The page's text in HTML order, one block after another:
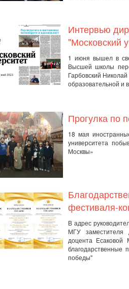
Интервью
"Московский
1 июня вышел в
Высшей школы
Гарбовский
образовательной и
Прогулка по
18 мая
университета
Москвы»
фестиваля-
В адрес
МГУ заместителя
доцента
благодарственные
победы"